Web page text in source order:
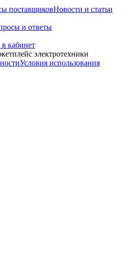
поставщиковНовости и статьи
и ответы
кабинет
электротехники
Условия использования